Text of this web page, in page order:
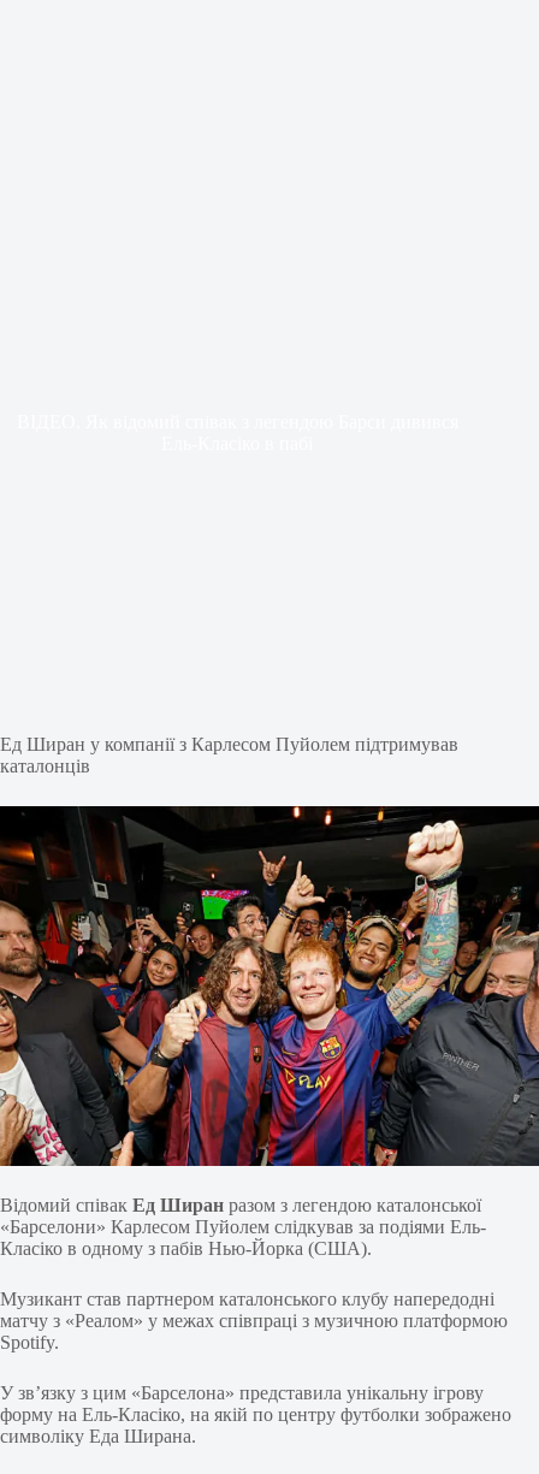
Ед Ширан у компанії з Карлесом Пуйолем підтримував
каталонців
Відомий співак Ед Ширан разом з легендою каталонської
«Барселони» Карлесом Пуйолем слідкував за подіями Ель-
Класіко в одному з пабів Нью-Йорка (США).
Музикант став партнером каталонського клубу напередодні
матчу з «Реалом» у межах співпраці з музичною платформою
Spotify.
У зв’язку з цим «Барселона» представила унікальну ігрову
форму на Ель-Класіко, на якій по центру футболки зображено
символіку Еда Ширана.